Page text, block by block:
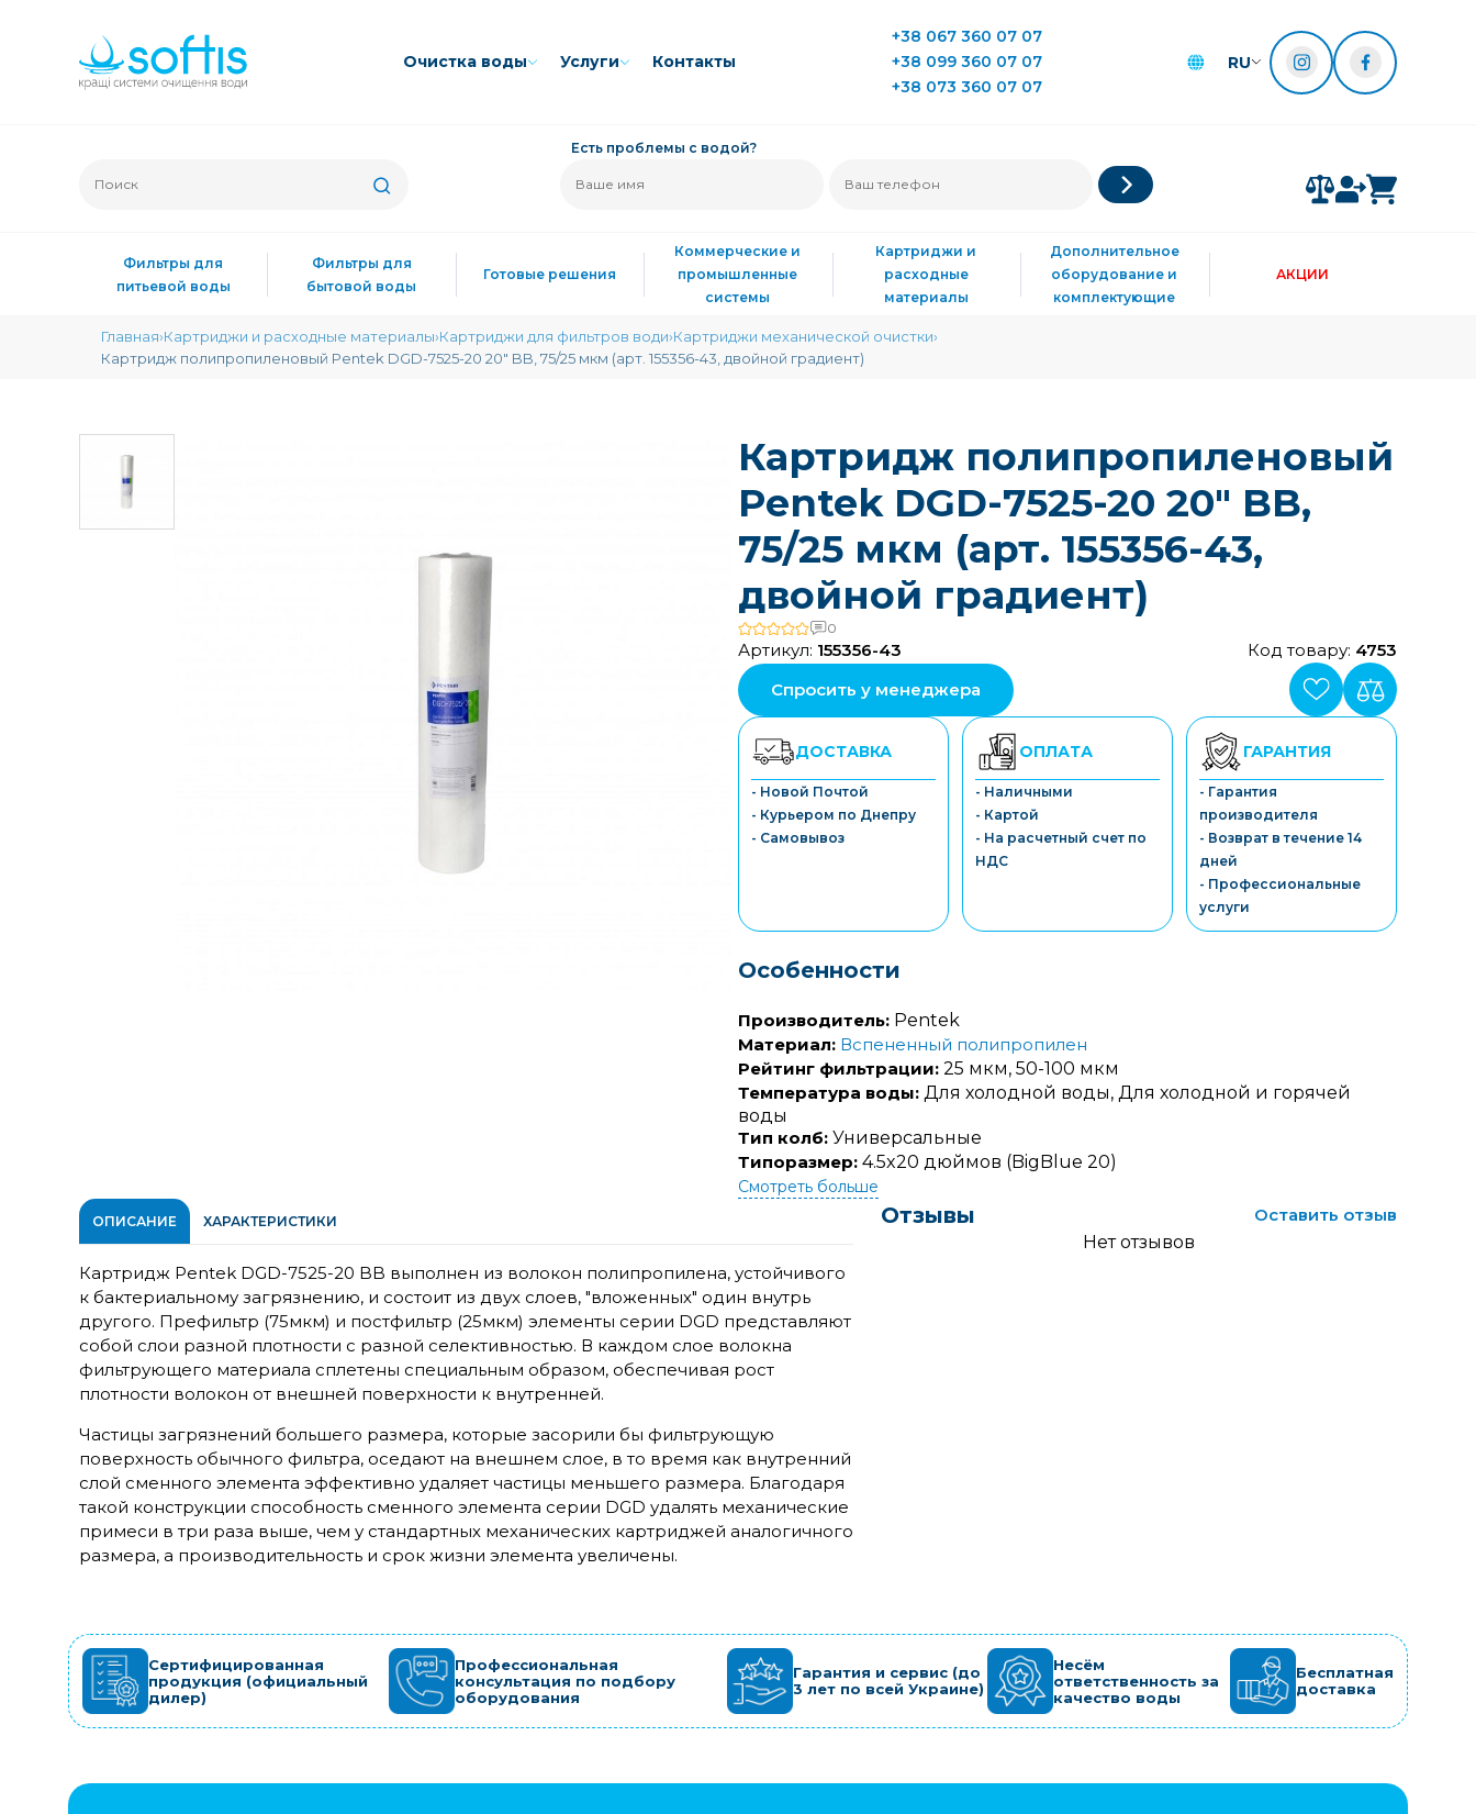
Очиcтка воды Услуги Контакты
+38 067 360 07 07
+38 099 360 07 07
+38 073 360 07 07
RU
Есть проблемы с водой?
Фильтры для
питьевой воды
Фильтры для
бытовой воды
Готовые решения
Коммерческие и
промышленные
системы
Картриджи и
расходные
материалы
Дополнительное
оборудование и
комплектующие
АКЦИИ
Главная Картриджи и расходные материалы Картриджи для фильтров води Картриджи механической очистки
Картридж полипропиленовый Pentek DGD-7525-20 20" BB, 75/25 мкм (арт. 155356-43, двойной градиент)
Картридж полипропиленовый
Pentek DGD-7525-20 20" BB,
75/25 мкм (арт. 155356-43,
двойной градиент)
0
Артикул: 155356-43 Код товару: 4753
Спросить у менеджера
ДОСТАВКА
- Новой Почтой
- Курьером по Днепру
- Самовывоз
ОПЛАТА
- Наличными
- Картой
- На расчетный счет по
НДС
ГАРАНТИЯ
- Гарантия
производителя
- Возврат в течение 14
дней
- Профессиональные
услуги
Особенности
Производитель: Pentek
Материал: Вспененный полипропилен
Рейтинг фильтрации: 25 мкм, 50-100 мкм
Температура воды: Для холодной воды, Для холодной и горячей
воды
Тип колб: Универсальные
Типоразмер: 4.5x20 дюймов (BigBlue 20)
Смотреть больше
ОПИСАНИЕ ХАРАКТЕРИСТИКИ
Картридж Pentek DGD-7525-20 BB выполнен из волокон полипропилена, устойчивого
к бактериальному загрязнению, и состоит из двух слоев, "вложенных" один внутрь
другого. Префильтр (75мкм) и постфильтр (25мкм) элементы серии DGD представляют
собой слои разной плотности с разной селективностью. В каждом слое волокна
фильтрующего материала сплетены специальным образом, обеспечивая рост
плотности волокон от внешней поверхности к внутренней.
Частицы загрязнений большего размера, которые засорили бы фильтрующую
поверхность обычного фильтра, оседают на внешнем слое, в то время как внутренний
слой сменного элемента эффективно удаляет частицы меньшего размера. Благодаря
такой конструкции способность сменного элемента серии DGD удалять механические
примеси в три раза выше, чем у стандартных механических картриджей аналогичного
размера, а производительность и срок жизни элемента увеличены.
Отзывы
Оставить отзыв
Нет отзывов
Сертифицированная
продукция (официальный
дилер)
Профессиональная
консультация по подбору
оборудования
Гарантия и сервис (до
3 лет по всей Украине)
Несём
ответственность за
качество воды
Бесплатная
доставка